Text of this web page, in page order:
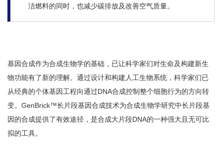
洁燃料的同时，也减少碳排放及改善空气质量。
基因合成作为合成生物学的基础，已让科学家们对生命及构建新生
物功能有了新的理解。通过设计和构建人工生物系统，科学家们已
从经典的个体基因工程向通过DNA合成控制整个细胞行为的方向转
变。GenBrick™长片段基因合成技术为合成生物学研究中长片段基
因的合成提供了有效途径，是合成大片段DNA的一种强大且无可比
拟的工具。